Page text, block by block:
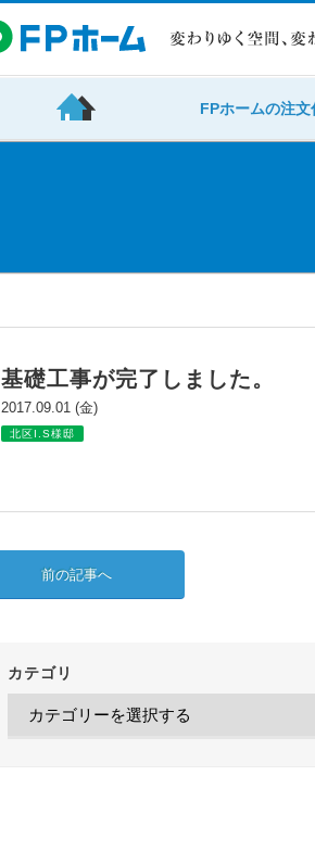
FPホームの注文
基礎工事が完了しました。
2017.09.01 (金)
北区I.S様邸
前の記事へ
カテゴリ